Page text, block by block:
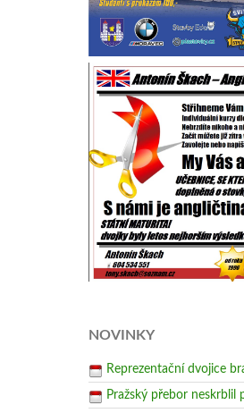
NOVINKY
Reprezentační dvojice
Pražský přebor neskrblil